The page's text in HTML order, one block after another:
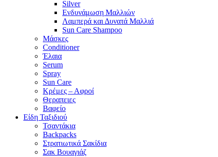
Silver
Ενδυνάμωση Μαλλιών
Λαμπερά και Δυνατά Μαλλιά
Sun Care Shampoo
Μάσκες
Conditioner
Έλαια
Serum
Spray
Sun Care
Κρέμες – Αφροί
Θεραπειες
Βαφείο
Είδη Ταξιδιού
Τσαντάκια
Backpacks
Στρατιωτικά Σακίδια
Σακ Βουαγιάζ